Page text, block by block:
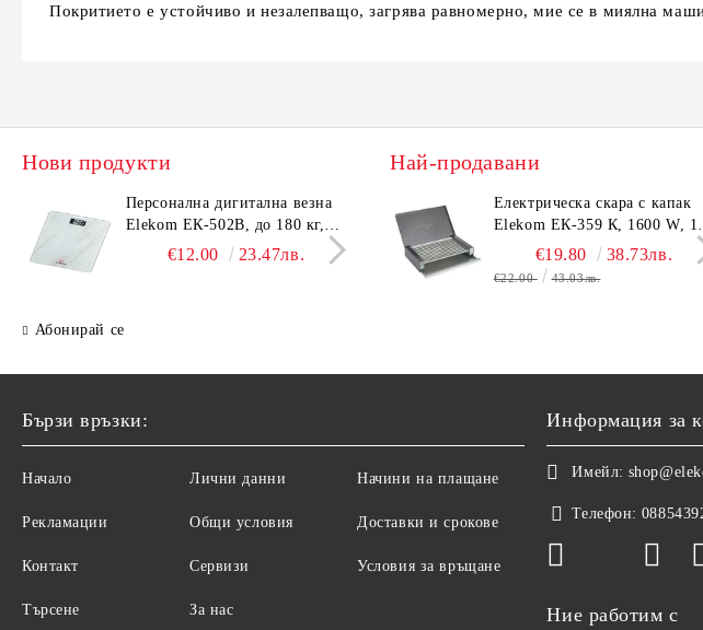
Покритието е устойчиво и незалепващо, загрява равномерно, мие се в миялна
Нови продукти
Персонална дигитална везна
Elekom ЕК-502B, до 180 кг,
LCD дисплей, Темперирано
€12.00 23.47лв.
Електронен кантар Elekom
EK-403А, до 180 кг, LCD
дисплей, Темперирано стъкло
- 6.0 мм, Размери 30x30x2.4
€10.50 20.54лв.
Абонирай се
Най-продавани
Електрическа скара с капак
Elekom ЕК-359 К, 1600 W,
бр. неръждаеми тръбни
нагревятеля
€19.80 38.73лв.
€22.00 43.03лв.
Бързи връзки:
Начало
Рекламации
Контакт
Търсене
Лични данни
Общи условия
Сервизи
За нас
Начини на плащане
Доставки и срокове
Условия за връщане
Информация за
Имейл:
Телефон:
Ние работим с